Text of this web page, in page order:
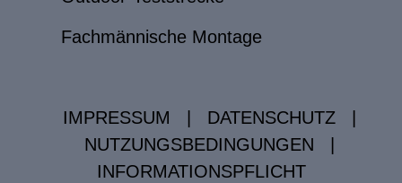
Fachmännische Montage
IMPRESSUM DATENSCHUTZ
NUTZUNGSBEDINGUNGEN
INFORMATIONSPFLICHT